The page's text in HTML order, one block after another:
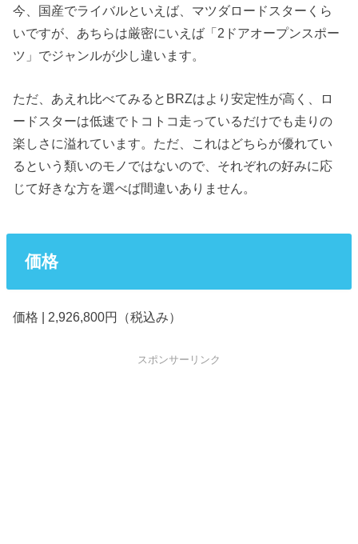
今、国産でライバルといえば、マツダロードスターくら
いですが、あちらは厳密にいえば「2ドアオープンスポー
ツ」でジャンルが少し違います。
ただ、あえれ比べてみるとBRZはより安定性が高く、ロ
ードスターは低速でトコトコ走っているだけでも走りの
楽しさに溢れています。ただ、これはどちらが優れてい
るという類いのモノではないので、それぞれの好みに応
じて好きな方を選べば間違いありません。
価格
価格 | 2,926,800円（税込み）
スポンサーリンク